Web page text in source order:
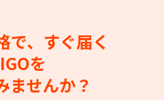
で、すぐ届く
を
ませんか？